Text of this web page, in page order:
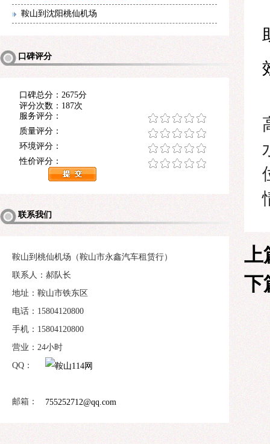
鞍山到沈阳桃仙机场
口碑评分
口碑总分：2675分
评分次数：187次
服务评分：
质量评分：
环境评分：
性价评分：
联系我们
鞍山到桃仙机场（鞍山市永鑫汽车租赁行）
联系人：郝队长
地址：鞍山市铁东区
电话：15804120800
手机：15804120800
营业：24小时
QQ：
邮箱： 755252712@qq.com
上
下